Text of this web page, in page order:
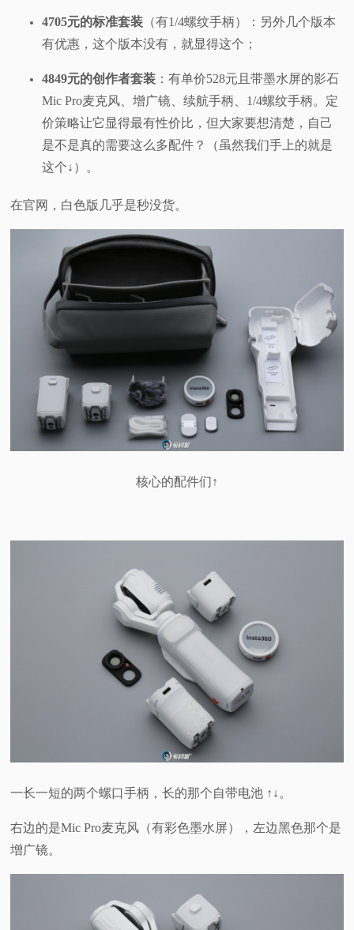
4705元的标准套装 （有1/4螺纹手柄）：另外几个版本
有优惠，这个版本没有，就显得这个；
4849元的创作者套装 ：有单价528元且带墨水屏的影石
Mic Pro麦克风、增广镜、续航手柄、1/4螺纹手柄。定
价策略让它显得最有性价比，但大家要想清楚，自己
是不是真的需要这么多配件？（虽然我们手上的就是
这个↓）。
在官网，白色版几乎是秒没货。
核心的配件们↑
一长一短的两个螺口手柄，长的那个自带电池 ↑↓。
右边的是Mic Pro麦克风（有彩色墨水屏），左边黑色那个是
增广镜。